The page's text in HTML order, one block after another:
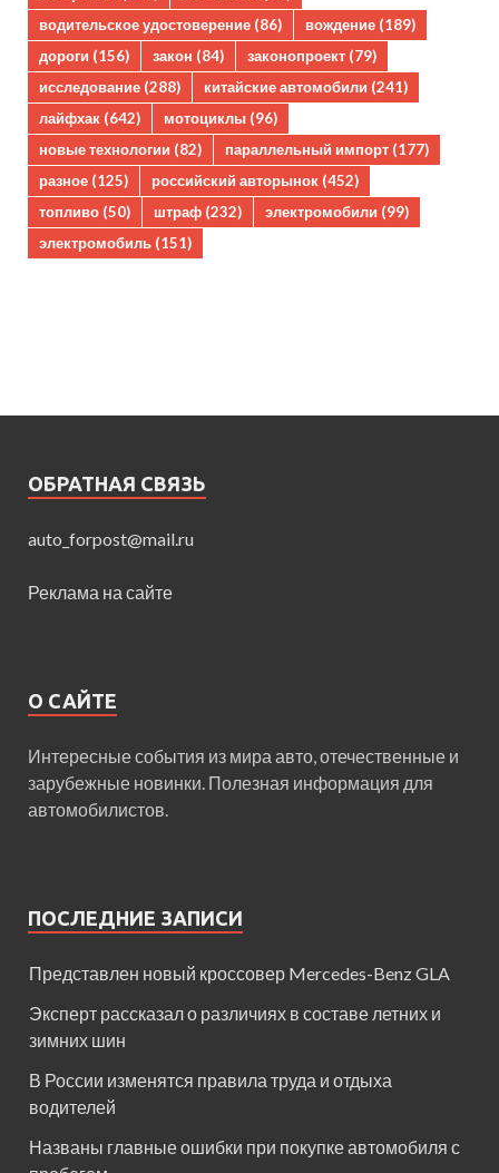
водительское удостоверение (86) вождение (189)
дороги (156) закон (84) законопроект (79)
исследование (288) китайские автомобили (241)
лайфхак (642) мотоциклы (96)
новые технологии (82) параллельный импорт (177)
разное (125) российский авторынок (452)
топливо (50) штраф (232) электромобили (99)
электромобиль (151)
ОБРАТНАЯ СВЯЗЬ
auto_forpost@mail.ru
Реклама на сайте
О САЙТЕ
Интересные события из мира авто, отечественные и
зарубежные новинки. Полезная информация для
автомобилистов.
ПОСЛЕДНИЕ ЗАПИСИ
Представлен новый кроссовер Mercedes-Benz GLA
Эксперт рассказал о различиях в составе летних и
зимних шин
В России изменятся правила труда и отдыха
водителей
Названы главные ошибки при покупке автомобиля с